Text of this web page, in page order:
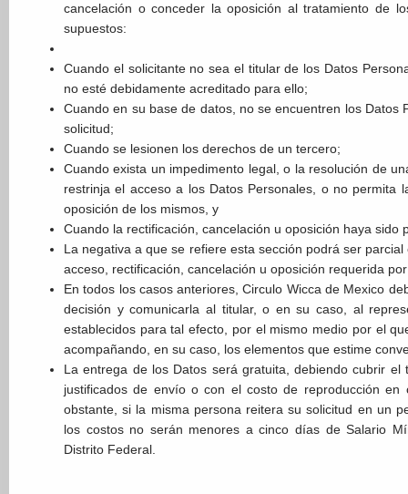
cancelación o conceder la oposición al tratamiento de
supuestos:
Cuando el solicitante no sea el titular de los Datos
no esté debidamente acreditado para ello;
Cuando en su base de datos, no se encuentren los Datos
solicitud;
Cuando se lesionen los derechos de un tercero;
Cuando exista un impedimento legal, o la resolución de
restrinja el acceso a los Datos Personales, o no permita
oposición de los mismos, y
Cuando la rectificación, cancelación u oposición haya sido
La negativa a que se refiere esta sección podrá ser
acceso, rectificación, cancelación u oposición requerida
En todos los casos anteriores, Circulo Wicca de Mexico
decisión y comunicarla al titular, o en su caso, al
establecidos para tal efecto, por el mismo medio por el
acompañando, en su caso, los elementos que estime
La entrega de los Datos será gratuita, debiendo cubrir el
justificados de envío o con el costo de reproducción en
obstante, si la misma persona reitera su solicitud en un
los costos no serán menores a cinco días de Salario
Distrito Federal.